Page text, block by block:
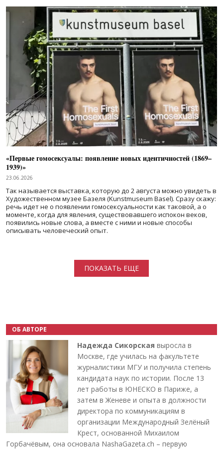
«Первые гомосексуалы: появление новых идентичностей (1869–
1939)»
23.06.2026
Так называется выставка, которую до 2 августа можно увидеть в
Художественном музее Базеля (Kunstmuseum Basel). Сразу скажу:
речь идет не о появлении гомосексуальности как таковой, а о
моменте, когда для явления, существовавшего испокон веков,
появились новые слова, а вместе с ними и новые способы
описывать человеческий опыт.
ПОКАЗАТЬ ЕЩЕ
ОБ АВТОРЕ
Надежда Сикорская выросла в
Москве, где училась на факультете
журналистики МГУ и получила степень
кандидата наук по истории. После 13
лет работы в ЮНЕСКО в Париже, а
затем в Женеве и опыта в должности
директора по коммуникациям в
организации Международный Зелёный
Крест, основанной Михаилом
Горбачёвым, она основала NashaGazeta.ch – первую